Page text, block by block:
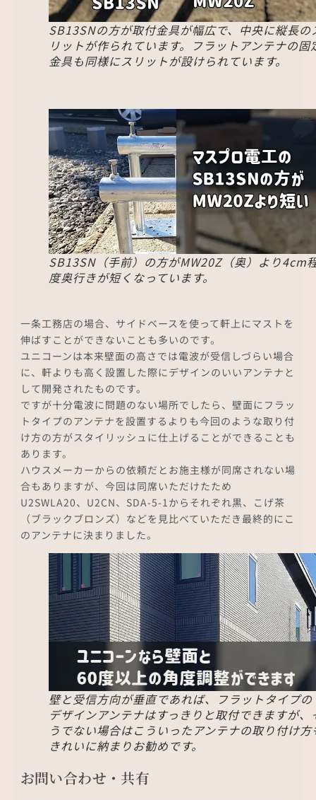
SB13SNの方が取付金具が幅広で、中央に縦長の
リットが作られています。フラットアンテナの固
金具も同様にスリットが設けられています。
SB13SN（手前）の方がMW20Z（奥）より4cm
度奥行きが短くなっています。
一条工務店の場合、サイドベースを使って軒上にマストを
伸ばすことができないことも多いのです。
ユニコーンは本来壁面の高さでは電波が受信しづらい場合
に、軒よりも高く設置した際にデザインのいいアンテナと
して開発されたものです。
ですが十分電波に問題のない場所でしたら、壁面にフラッ
トタイプのアンテナを設置するよりも今回のような取り付
け方の方がスタイリッシュに仕上げることができることも
あります。
ハウスメーカーからの依頼だとお施主様が同席されない場
合もありますが、今回は同席いただけたため
U2SWLA20、U2CN、SDA-5-1からそれぞれ黒、こげ茶
（ブラックブロンズ）などを見比べていただき最終的にこ
のアンテナに決まりました。
壁と受信方向が垂直であれば、フラットタイプの
デザインアンテナはすっきりと取付できますが、
うでない場合はこういったアンテナの取り付け方
きれいに納まりお勧めです。
お問い合わせ・共有